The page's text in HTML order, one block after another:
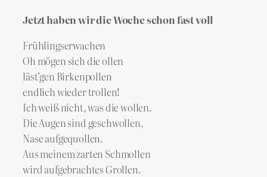
Jetzt haben wir die Woche schon fast voll
Frühlingserwachen
Oh mögen sich die ollen
läst’gen Birkenpollen
endlich wieder trollen!
Ich weiß nicht, was die wollen.
Die Augen sind geschwollen,
Nase aufgequollen.
Aus meinem zarten Schmollen
wird aufgebrachtes Grollen.